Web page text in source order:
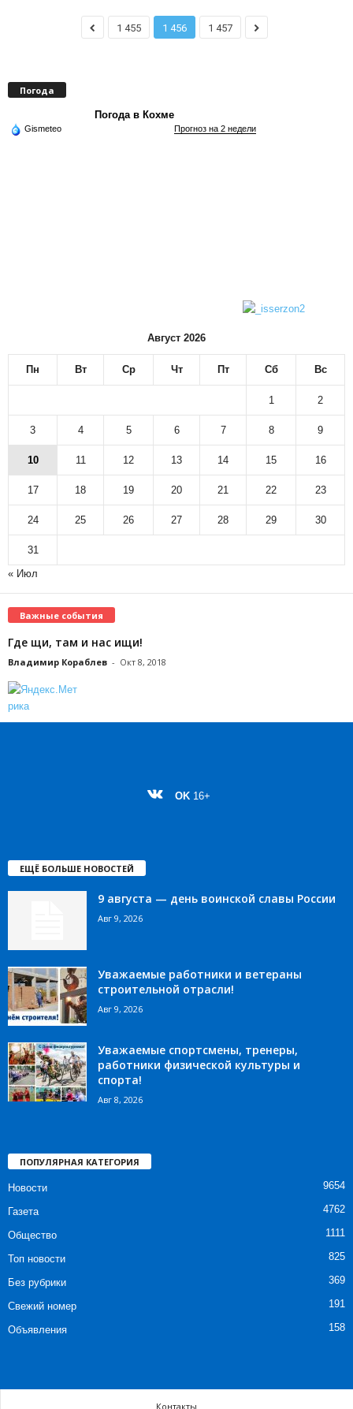
1 455 1 456 1 457
Погода
Погода в Кохме
Gismeteo Прогноз на 2 недели
Август 2026
Пн Вт Ср Чт Пт Сб Вс
1 2
3 4 5 6 7 8 9
10 11 12 13 14 15 16
17 18 19 20 21 22 23
24 25 26 27 28 29 30
31
« Июл
Важные события
Где щи, там и нас ищи!
Владимир Кораблев - Окт 8, 2018
OK 16+
ЕЩЁ БОЛЬШЕ НОВОСТЕЙ
9 августа — день воинской славы России
Авг 9, 2026
Уважаемые работники и ветераны
строительной отрасли!
Авг 9, 2026
Уважаемые спортсмены, тренеры,
работники физической культуры и
спорта!
Авг 8, 2026
ПОПУЛЯРНАЯ КАТЕГОРИЯ
Новости 9654
Газета 4762
Общество 1111
Топ новости 825
Без рубрики 369
Свежий номер 191
Объявления 158
Контакты